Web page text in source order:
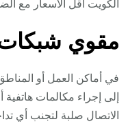
الكويت أقل الاسعار مع
مقوي شبكات
في أماكن العمل أو
إلى إجراء مكالمات
الاتصال صلبة لتجنب أي